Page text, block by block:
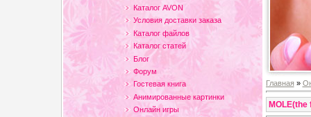
Каталог AVON
Условия доставки заказа
Каталог файлов
Каталог статей
Блог
Форум
Гостевая книга
Анимированные картинки
Онлайн игры
Главная»
MOLE(the